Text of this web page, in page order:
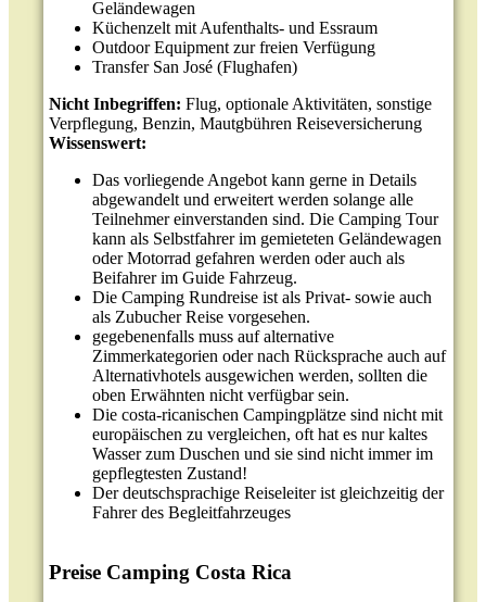
Geländewagen
Küchenzelt mit Aufenthalts- und Essraum
Outdoor Equipment zur freien Verfügung
Transfer San José (Flughafen)
Nicht Inbegriffen: Flug, optionale Aktivitäten, sonstige
Verpflegung, Benzin, Mautgbühren Reiseversicherung
Wissenswert:
Das vorliegende Angebot kann gerne in Details
abgewandelt und erweitert werden solange alle
Teilnehmer einverstanden sind. Die Camping Tour
kann als Selbstfahrer im gemieteten Geländewagen
oder Motorrad gefahren werden oder auch als
Beifahrer im Guide Fahrzeug.
Die Camping Rundreise ist als Privat- sowie auch
als Zubucher Reise vorgesehen.
gegebenenfalls muss auf alternative
Zimmerkategorien oder nach Rücksprache auch auf
Alternativhotels ausgewichen werden, sollten die
oben Erwähnten nicht verfügbar sein.
Die costa-ricanischen Campingplätze sind nicht mit
europäischen zu vergleichen, oft hat es nur kaltes
Wasser zum Duschen und sie sind nicht immer im
gepflegtesten Zustand!
Der deutschsprachige Reiseleiter ist gleichzeitig der
Fahrer des Begleitfahrzeuges
Preise Camping Costa Rica